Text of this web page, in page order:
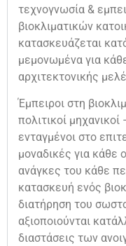
τεχνογνωσία &
βιοκλιματικών
κατασκευάζεται
μεμονωμένα για
αρχιτεκτονικής
Έμπειροι στη
πολιτικοί
ενταγμένοι στο
μοναδικές για κάθε
ανάγκες του κάθε
κατασκευή ενός
διατήρηση του
αξιοποιούνται
διαστάσεις των